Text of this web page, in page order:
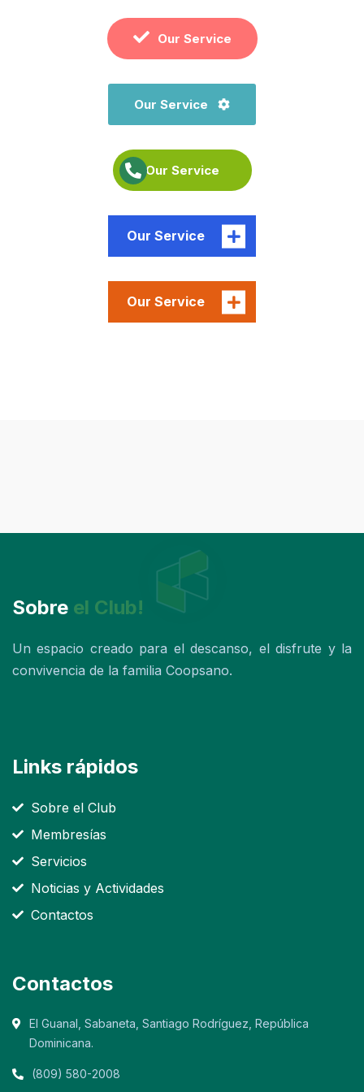
Our Service
Our Service
Our Service
Our Service
Our Service
Sobre el Club!
Un espacio creado para el descanso, el disfrute y la
convivencia de la familia Coopsano.
Links rápidos
Sobre el Club
Membresías
Servicios
Noticias y Actividades
Contactos
Contactos
El Guanal, Sabaneta, Santiago Rodríguez, República
Dominicana.
(809) 580-2008